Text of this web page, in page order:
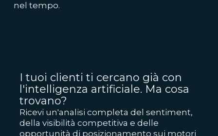
nel tempo.
I tuoi clienti ti cercano già con
l'intelligenza artificiale. Ma cosa
trovano?
Ricevi un'analisi completa del sentiment,
della visibilità competitiva e delle
opportunità di posizionamento sui motori